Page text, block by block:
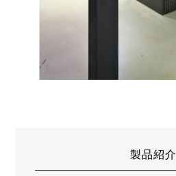
製品紹介